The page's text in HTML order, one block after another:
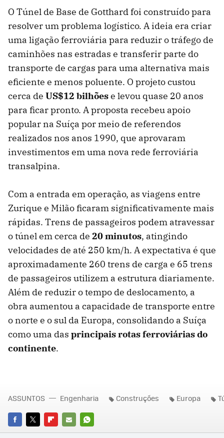
O Túnel de Base de Gotthard foi construído para
resolver um problema logístico. A ideia era criar
uma ligação ferroviária para reduzir o tráfego de
caminhões nas estradas e transferir parte do
transporte de cargas para uma alternativa mais
eficiente e menos poluente. O projeto custou
cerca de US$12 bilhõese levou quase 20 anos
para ficar pronto. A proposta recebeu apoio
popular na Suíça por meio de referendos
realizados nos anos 1990, que aprovaram
investimentos em uma nova rede ferroviária
transalpina.
Com a entrada em operação, as viagens entre
Zurique e Milão ficaram significativamente mais
rápidas. Trens de passageiros podem atravessar
o túnel em cerca de 20 minutos, atingindo
velocidades de até 250 km/h. A expectativa é que
aproximadamente 260 trens de carga e 65 trens
de passageiros utilizem a estrutura diariamente.
Além de reduzir o tempo de deslocamento, a
obra aumentou a capacidade de transporte entre
o norte e o sul da Europa, consolidando a Suíça
como uma das principais rotas ferroviárias do
continente.
FACEBOOK
TWITTERFLIPBOARD
E-
WHATSAPP
ASSUNTOS Engenharia Construções Europa